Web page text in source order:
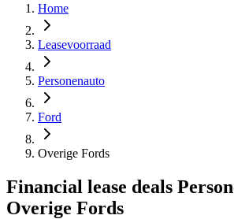
Home
Leasevoorraad
Personenauto
Ford
Overige Fords
Financial lease deals
Overige Fords